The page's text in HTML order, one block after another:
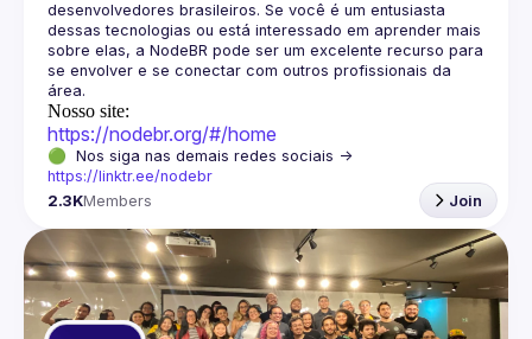
desenvolvedores brasileiros. Se você é um entusiasta
dessas tecnologias ou está interessado em aprender mais
sobre elas, a NodeBR pode ser um excelente recurso para
se envolver e se conectar com outros profissionais da
Nosso site:
https://nodebr.org/#/home
https://linktr.ee/nodebr
2.3KMembers Join